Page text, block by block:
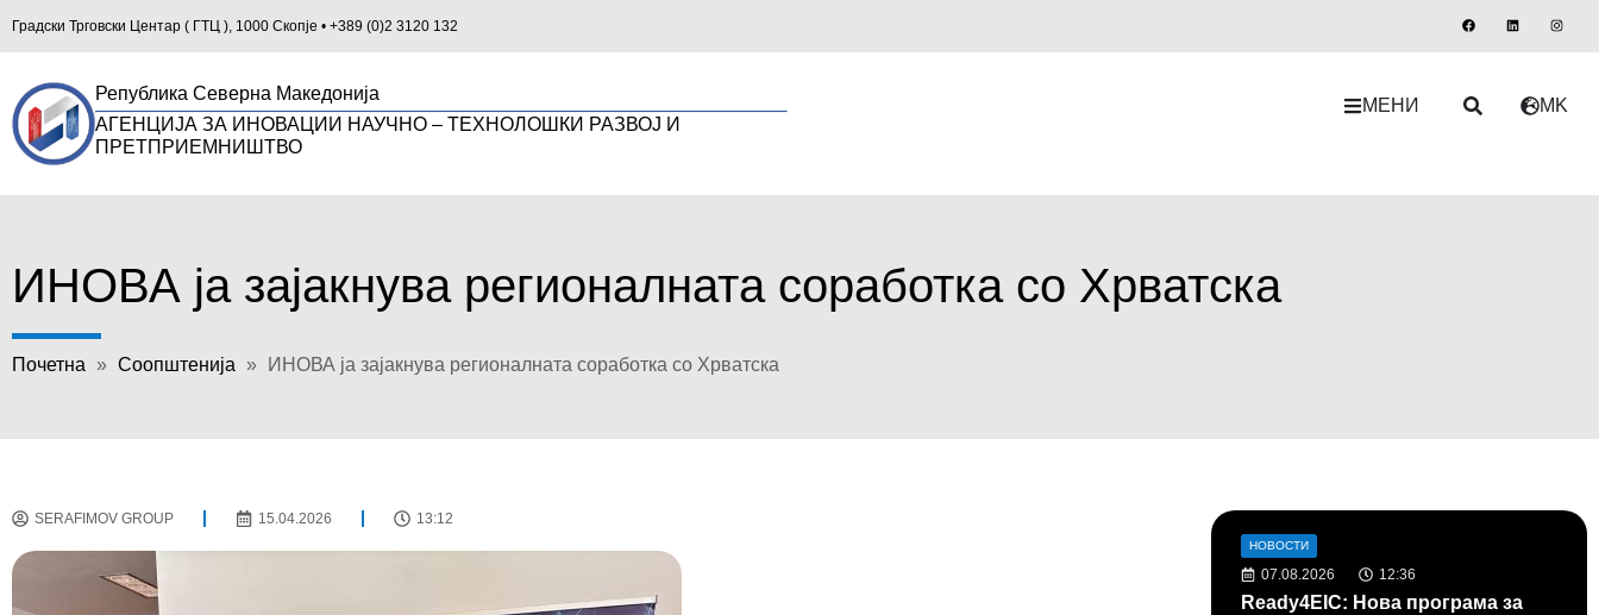
Градски Трговски Центар ( ГТЦ ), 1000 Скопје • +389 (0)2 3120 132
Република Северна Македонија
АГЕНЦИЈА ЗА ИНОВАЦИИ НАУЧНО – ТЕХНОЛОШКИ РАЗВОЈ И
ПРЕТПРИЕМНИШТВО
МЕНИ MK
ИНОВА ја зајакнува регионалната соработка со Хрватска
Почетна » Соопштенија » ИНОВА ја зајакнува регионалната соработка со Хрватска
SERAFIMOV GROUP 15.04.2026 13:12
НОВОСТИ
07.08.2026 12:36
Ready4EIC: Нова програма за